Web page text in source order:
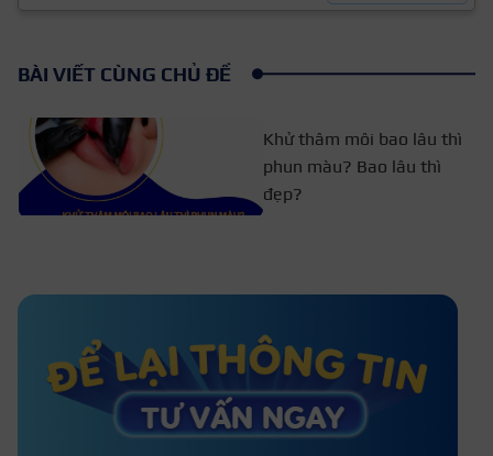
BÀI VIẾT CÙNG CHỦ ĐỀ
Khử thâm môi bao lâu thì
phun màu? Bao lâu thì
đẹp?
Xăm môi bị sưng mấy ngày? Những
hình ảnh xăm môi bị sưng